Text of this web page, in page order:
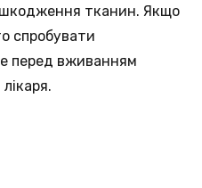
тканин. Якщо
спробувати
перед вживанням